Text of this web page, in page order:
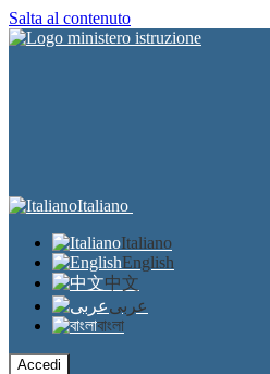
Salta al contenuto
Italiano
Italiano
English
中文
عربى
বাংলা
Accedi